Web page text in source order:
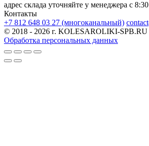
адрес склада уточняйте у менеджера c
Контакты
+7 812 648 03 27 (многоканальный)
© 2018 - 2026 г. KOLESAROLIKI-SPB.RU
Обработка персональных данных